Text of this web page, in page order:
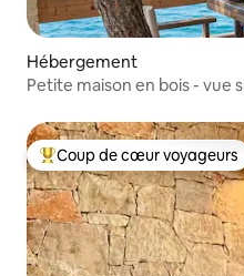
Hébergement
Petite maison en bois - vue
Coups de cœur voyageurs
Coup de cœur voyageurs